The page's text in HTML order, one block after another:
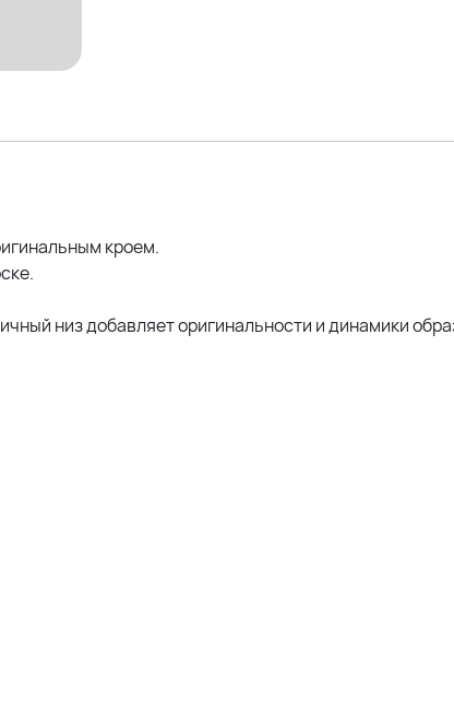
кроем.
низ добавляет оригинальности и динамики